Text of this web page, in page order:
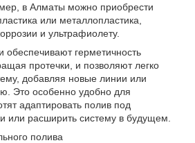
в Алматы можно приобрести
или металлопластика,
и ультрафиолету.
обеспечивают герметичность
протечки, и позволяют легко
добавляя новые линии или
Это особенно удобно для
адаптировать полив под
или расширить систему в будущем.
полива